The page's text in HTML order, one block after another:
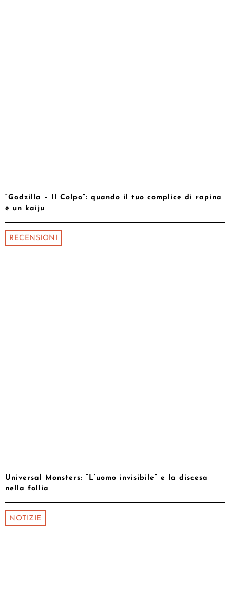
“Godzilla – Il Colpo”: quando il tuo complice di rapina
è un kaiju
RECENSIONI
Universal Monsters: “L’uomo invisibile” e la discesa
nella follia
NOTIZIE